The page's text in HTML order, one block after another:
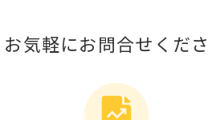
お気軽にお問合せくだ